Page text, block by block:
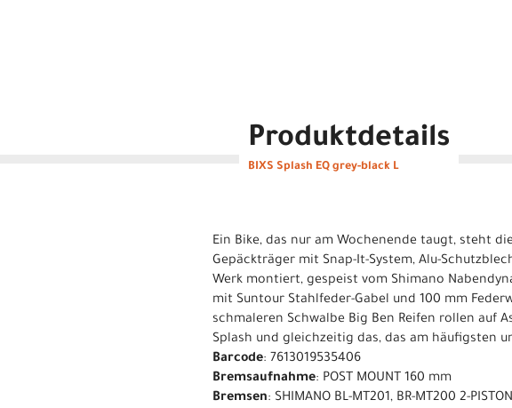
Produktdetails
BIXS Splash EQ grey-black L
Ein Bike, das nur am Wochenende taugt, steht
Gepäckträger mit Snap-It-System, Alu-
Werk montiert, gespeist vom Shimano
mit Suntour Stahlfeder-Gabel und 100 mm
schmaleren Schwalbe Big Ben Reifen rollen auf
Splash und gleichzeitig das, das am häufigsten
Barcode: 7613019535406
Bremsaufnahme: POST MOUNT 160 mm
Bremsen: SHIMANO BL-MT201, BR-MT200 2-PISTON